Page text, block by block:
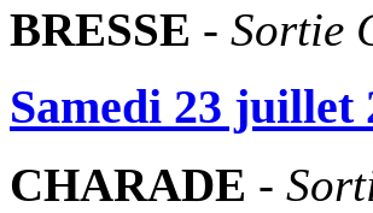
BRESSE - Sortie
Samedi 23 juillet
CHARADE -